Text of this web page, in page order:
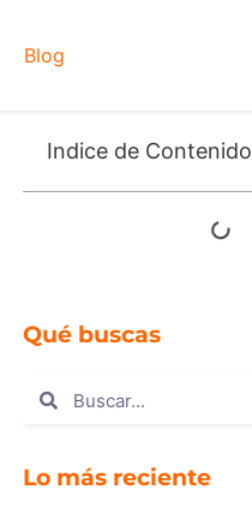
Blog
Indice de Contenido
Qué buscas
Lo más reciente